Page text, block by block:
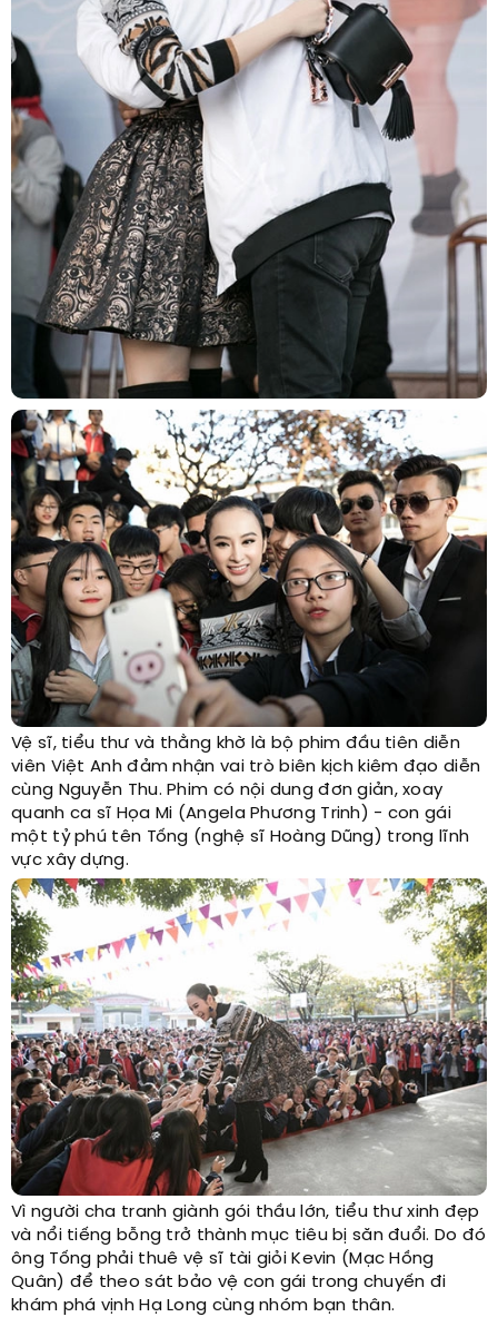
Vệ sĩ, tiểu thư và thằng khờ là bộ phim đầu tiên diễn
viên Việt Anh đảm nhận vai trò biên kịch kiêm đạo diễn
cùng Nguyễn Thu. Phim có nội dung đơn giản, xoay
quanh ca sĩ Họa Mi (Angela Phương Trinh) - con gái
một tỷ phú tên Tống (nghệ sĩ Hoàng Dũng) trong lĩnh
vực xây dựng.
Vì người cha tranh giành gói thầu lớn, tiểu thư xinh đẹp
và nổi tiếng bỗng trở thành mục tiêu bị săn đuổi. Do đó
ông Tống phải thuê vệ sĩ tài giỏi Kevin (Mạc Hồng
Quân) để theo sát bảo vệ con gái trong chuyến đi
khám phá vịnh Hạ Long cùng nhóm bạn thân.